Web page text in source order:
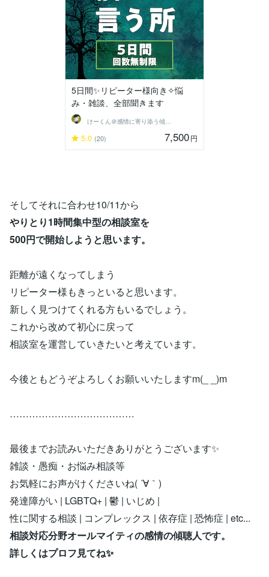
5日間✨リピーター様向き✧悩
み・雑談、全部聞きます
5.0 (20) 7,500円
そしてそれに合わせ10/11から
やりとり1時間集中型の相談室を
500円で開始しようと思います。
距離が遠くなってしまう
リピーター様もきっといると思います。
新しく見つけてくれる方もいるでしょう。
これから改めて初心に戻って
相談室を運営していきたいと考えています。
今後ともどうぞよろしくお願いいたしますm(_ _)m
…………………………………
最後までお読みいただきありがとうございます✨
雑談・愚痴・お悩み相談等
お気軽にお声がけくださいね( ´∀｀)
発達障がい | LGBTQ+ | 鬱 | いじめ |
性に関する相談 | コンプレックス | 依存症 | 恐怖症 | etc...
相談対応分野オールマイティの感情の傾聴人です。
詳しくはプロフ見てね✨